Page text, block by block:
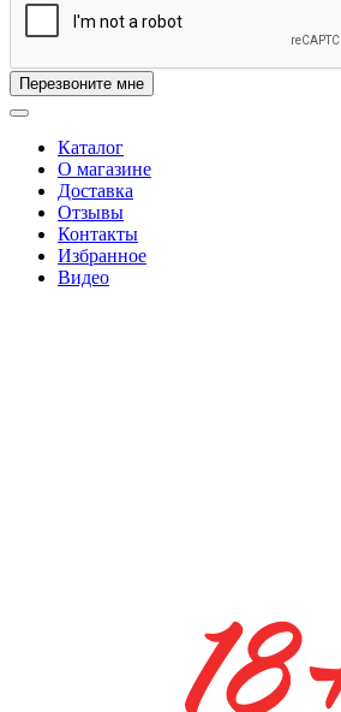
Перезвоните мне
Каталог
О магазине
Доставка
Отзывы
Контакты
Избранное
Видео